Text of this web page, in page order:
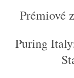
Prémiové
Puring